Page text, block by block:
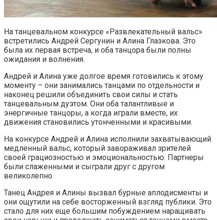
На танцевальном конкурсе «Развлекательный вальс»
встретились Андрей Сергунин и Алина Глазкова. Это
была их первая встреча, и оба танцора были полны
ожидания и волнения.
Андрей и Алина уже долгое время готовились к этому
моменту – они занимались танцами по отдельности и
наконец решили объединить свои силы и стать
танцевальным дуэтом. Они оба талантливые и
энергичные танцоры, а когда играли вместе, их
движения становились утонченными и красивыми.
На конкурсе Андрей и Алина исполнили захватывающий
медленный вальс, который завораживал зрителей
своей грациозностью и эмоциональностью. Партнеры
были слаженными и сыграли друг с другом
великолепно.
Танец Андрея и Алины вызвал бурные аплодисменты и
они ощутили на себе восторженный взгляд публики. Это
стало для них еще большим побуждением наращивать